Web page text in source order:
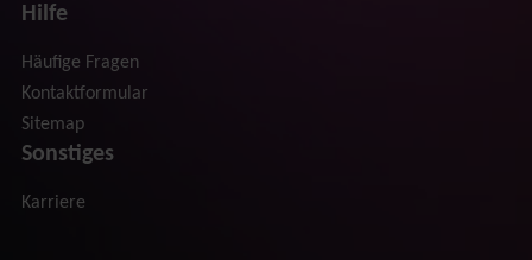
Hilfe
Häufige Fragen
Kontaktformular
Sitemap
Sonstiges
Karriere